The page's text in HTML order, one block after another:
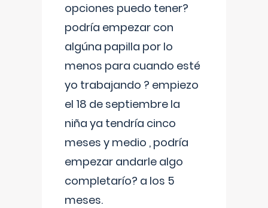
opciones puedo tener?
podría empezar con
algúna papilla por lo
menos para cuando esté
yo trabajando ? empiezo
el 18 de septiembre la
niña ya tendría cinco
meses y medio , podría
empezar andarle algo
completarío? a los 5
meses.